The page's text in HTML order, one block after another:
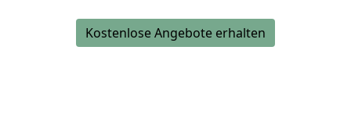
Kostenlose Angebote erhalten